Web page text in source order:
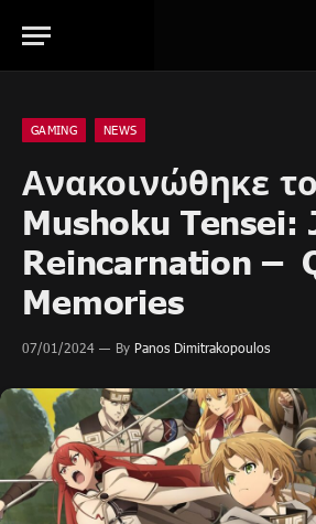
GAMING NEWS
Ανακοινώθηκε το
Mushoku Tensei:
Reincarnation –
Memories
07/01/2024 By Panos Dimitrakopoulos